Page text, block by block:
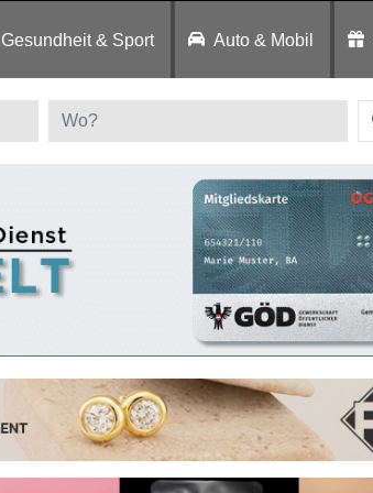
Gesundheit & Sport Auto & Mobil